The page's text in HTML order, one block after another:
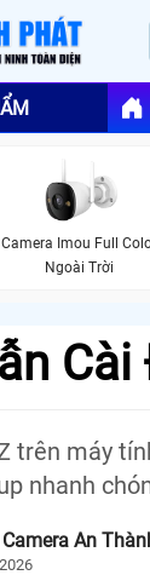
Camera Imou Full
Ngoài Trời
trên máy
nhanh
Camera An